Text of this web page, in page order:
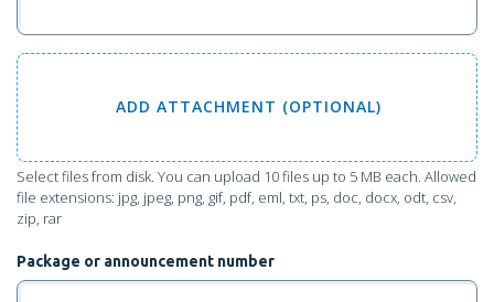
ADD ATTACHMENT (OPTIONAL)
Select files from disk. You can upload 10 files up to 5 MB each. Allowed
file extensions: jpg, jpeg, png, gif, pdf, eml, txt, ps, doc, docx, odt, csv,
zip, rar
Package or announcement number